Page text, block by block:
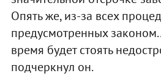
Опять же, из-за всех
предусмотренных законом.
время будет стоять
подчеркнул он.